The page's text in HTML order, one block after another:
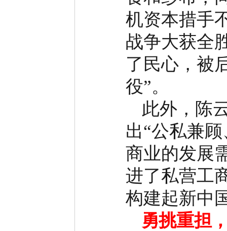
机资本措手
战争大获全
了民心，被
役”。
此外，陈
出“公私兼
商业的发展
进了私营工
构建起新中
勇挑重担